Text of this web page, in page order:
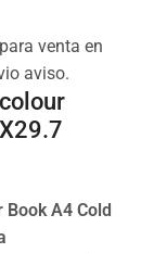
venta en
aviso.
Book A4 Cold